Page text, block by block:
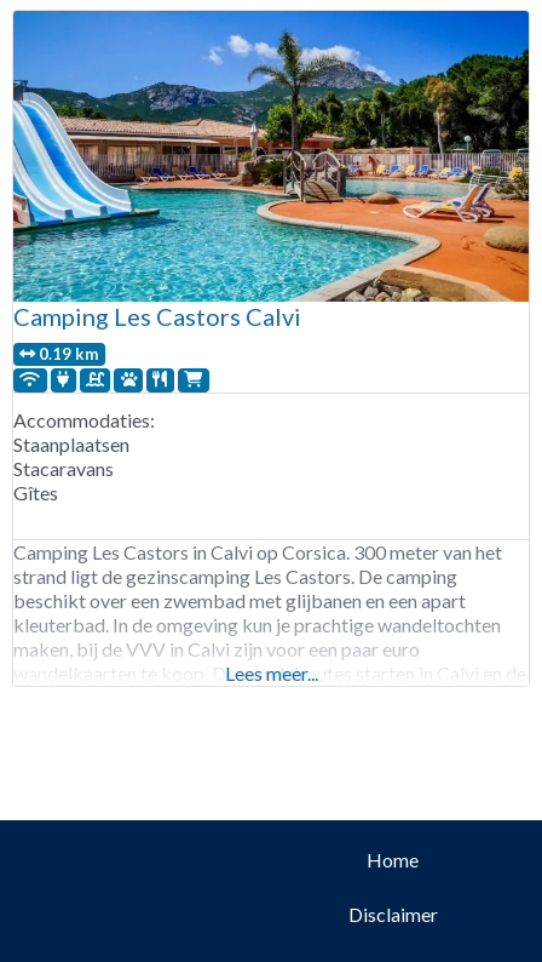
Camping Les Castors Calvi
0.19 km
Accommodaties:
Staanplaatsen
Stacaravans
Gîtes
Camping Les Castors in Calvi op Corsica. 300 meter van het
strand ligt de gezinscamping Les Castors. De camping
beschikt over een zwembad met glijbanen en een apart
kleuterbad. In de omgeving kun je prachtige wandeltochten
maken, bij de VVV in Calvi zijn voor een paar euro
wandelkaarten te koop. De wandelroutes starten in Calvi en de
Lees meer...
Home
Disclaimer